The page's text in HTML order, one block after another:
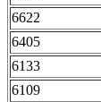
6622
6405
6133
6109